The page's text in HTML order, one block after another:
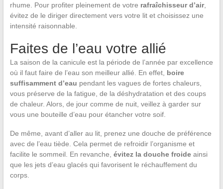
rhume. Pour profiter pleinement de votre rafraîchisseur d’air,
évitez de le diriger directement vers votre lit et choisissez une
intensité raisonnable.
Faites de l’eau votre allié
La saison de la canicule est la période de l’année par excellence
où il faut faire de l’eau son meilleur allié. En effet, boire
suffisamment d’eau pendant les vagues de fortes chaleurs,
vous préserve de la fatigue, de la déshydratation et des coups
de chaleur. Alors, de jour comme de nuit, veillez à garder sur
vous une bouteille d’eau pour étancher votre soif.
De même, avant d’aller au lit, prenez une douche de préférence
avec de l’eau tiède. Cela permet de refroidir l’organisme et
facilite le sommeil. En revanche, évitez la douche froideainsi
que les jets d’eau glacés qui favorisent le réchauffement du
corps.